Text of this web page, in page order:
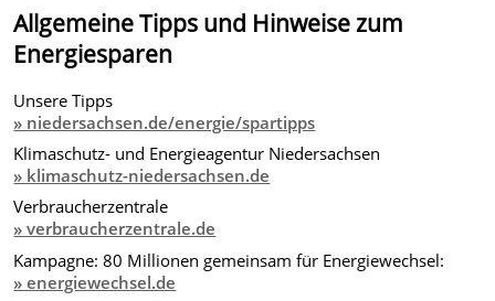
Allgemeine Tipps und Hinweise zum
Energiesparen
Unsere Tipps
» niedersachsen.de/energie/spartipps
Klimaschutz- und Energieagentur Niedersachsen
» klimaschutz-niedersachsen.de
Verbraucherzentrale
» verbraucherzentrale.de
Kampagne: 80 Millionen gemeinsam für Energiewechsel:
» energiewechsel.de